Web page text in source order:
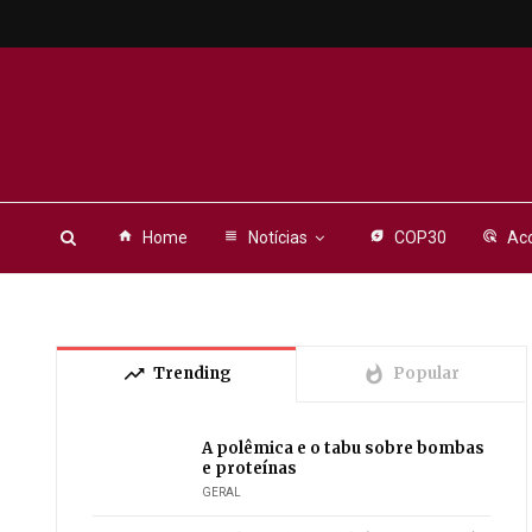
home Home view_headline Notícias energy_savings_leaf COP30 ads_click
trending_up Trending whatshot Popular
A polêmica e o tabu sobre bombas
e proteínas
GERAL